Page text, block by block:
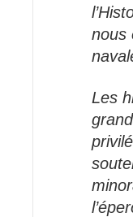
nous
Les